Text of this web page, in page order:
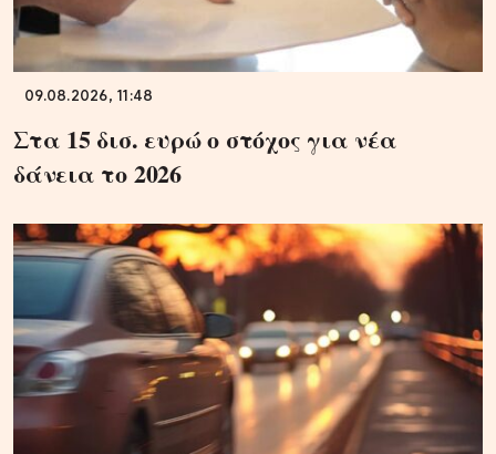
09.08.2026, 11:48
Στα 15 δισ. ευρώ ο στόχος για νέα
δάνεια το 2026